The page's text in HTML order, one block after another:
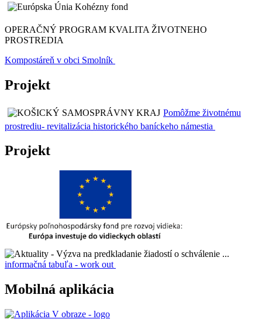
OPERAČNÝ PROGRAM KVALITA ŽIVOTNEHO
PROSTREDIA
Kompostáreň v obci Smolník
Projekt
Pomôžme životnému
prostrediu- revitalizácia historického baníckeho námestia
Projekt
informačná tabuľa - work out
Mobilná aplikácia